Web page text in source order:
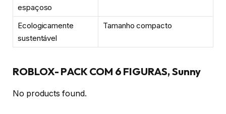
espaçoso
Ecologicamente
sustentável
Tamanho compacto
ROBLOX- PACK COM 6 FIGURAS, Sunny
No products found.